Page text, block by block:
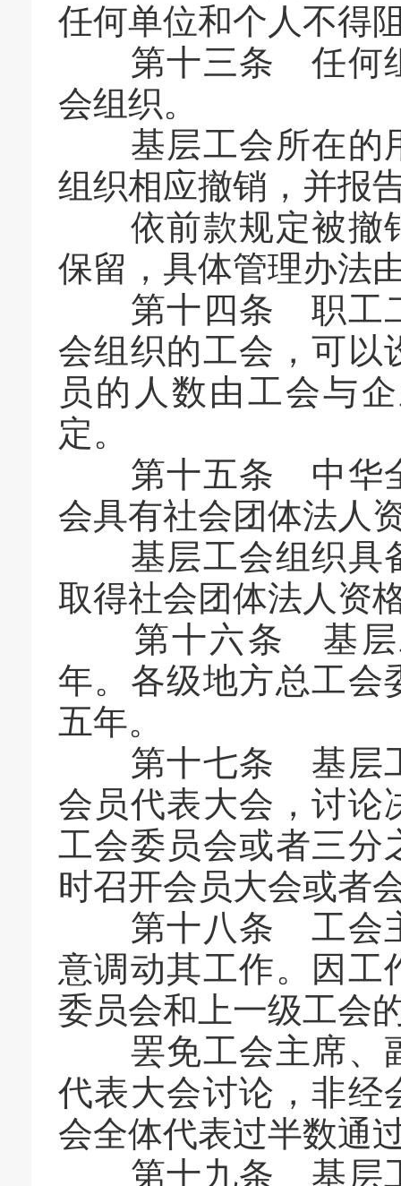
任何单位和个人不得
第十三条 任何组
会组织。
基层工会所在的用
组织相应撤销，并报
依前款规定被撤销
保留，具体管理办法
第十四条 职工二
会组织的工会，可以
员的人数由工会与
定。
第十五条 中华全
会具有社会团体法人
基层工会组织具备
取得社会团体法人资
第十六条 基层工
年。各级地方总工会
五年。
第十七条 基层工
会员代表大会，讨论
工会委员会或者三分
时召开会员大会或者
第十八条 工会主
意调动其工作。因工
委员会和上一级工会
罢免工会主席、副
代表大会讨论，非经
会全体代表过半数通
第十九条 基层工